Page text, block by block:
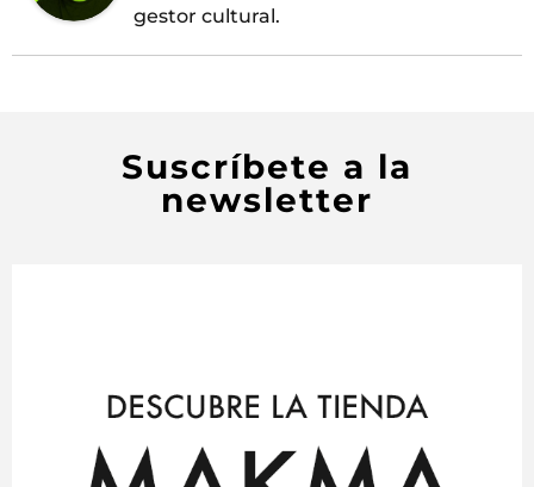
gestor cultural.
Suscríbete a la
newsletter